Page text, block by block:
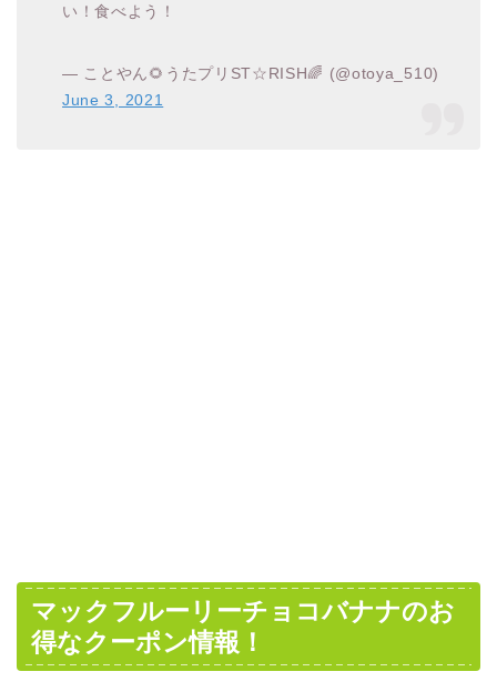
い！食べよう！
— ことやん🌻うたプリST☆RISH🌈 (@otoya_510)
June 3, 2021
マックフルーリーチョコバナナのお
得なクーポン情報！